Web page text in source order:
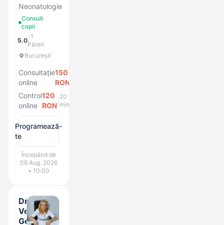
Neonatologie
Consult
copii
5.0
· 1
Păreri
București
Consultație
online
150
RON
Control
online
120
RON
20
min
Programează-
te
Începând de
06 Aug. 2026
• 10:00
Dr.
Veronica
Georgiana